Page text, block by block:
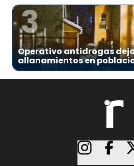
3
Operativo antidrogas
allanamientos en